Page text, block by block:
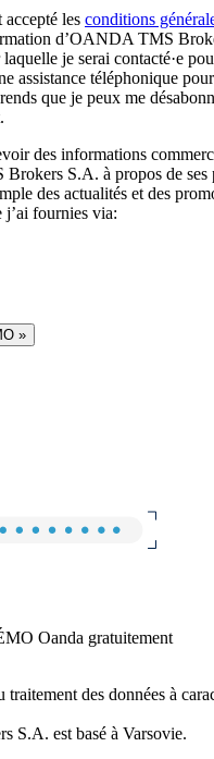
les conditions
d’OANDA TMS
je serai contacté·e
assistance téléphonique
que je peux me
des informations
S.A. à propos de ses
des actualités et des
j’ai fournies via:
»
Oanda gratuitement
traitement des données à
S.A. est basé à Varsovie.